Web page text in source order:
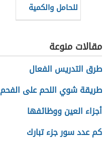
للحامل والكمية
المسموح بها
مقالات منوعة
طرق التدريس الفعال
طريقة شوي اللحم على الفحم
أجزاء العين ووظائفها
كم عدد سور جزء تبارك